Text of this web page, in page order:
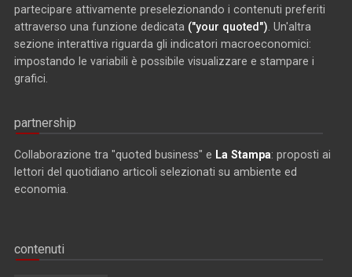
partecipare attivamente preselezionando i contenuti preferiti
attraverso una funzione dedicata ("your quoted") . Un'altra
sezione interattiva riguarda gli indicatori macroeconomici:
impostando le variabili è possibile visualizzare e stampare i
grafici.
partnership
Collaborazione tra "quoted business" e La Stampa: proposti ai
lettori del quotidiano articoli selezionati su ambiente ed
economia.
contenuti